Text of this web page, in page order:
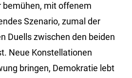
bemühen, mit offenem
Szenario, zumal der
Duells zwischen den beiden
Neue Konstellationen
bringen, Demokratie lebt